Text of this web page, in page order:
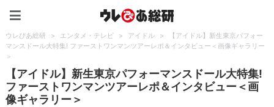
ウレぴあ総研 > エンタメ・テレビ > アイドル >
【アイドル】新生東京パフォー
マンスドール大特集! ファーストワンマンツアーレポ＆インタビュー＜画像ギャラリー
＞
【アイドル】新生東京パフォーマンスドール大特集!
ファーストワンマンツアーレポ＆インタビュー＜画
像ギャラリー＞